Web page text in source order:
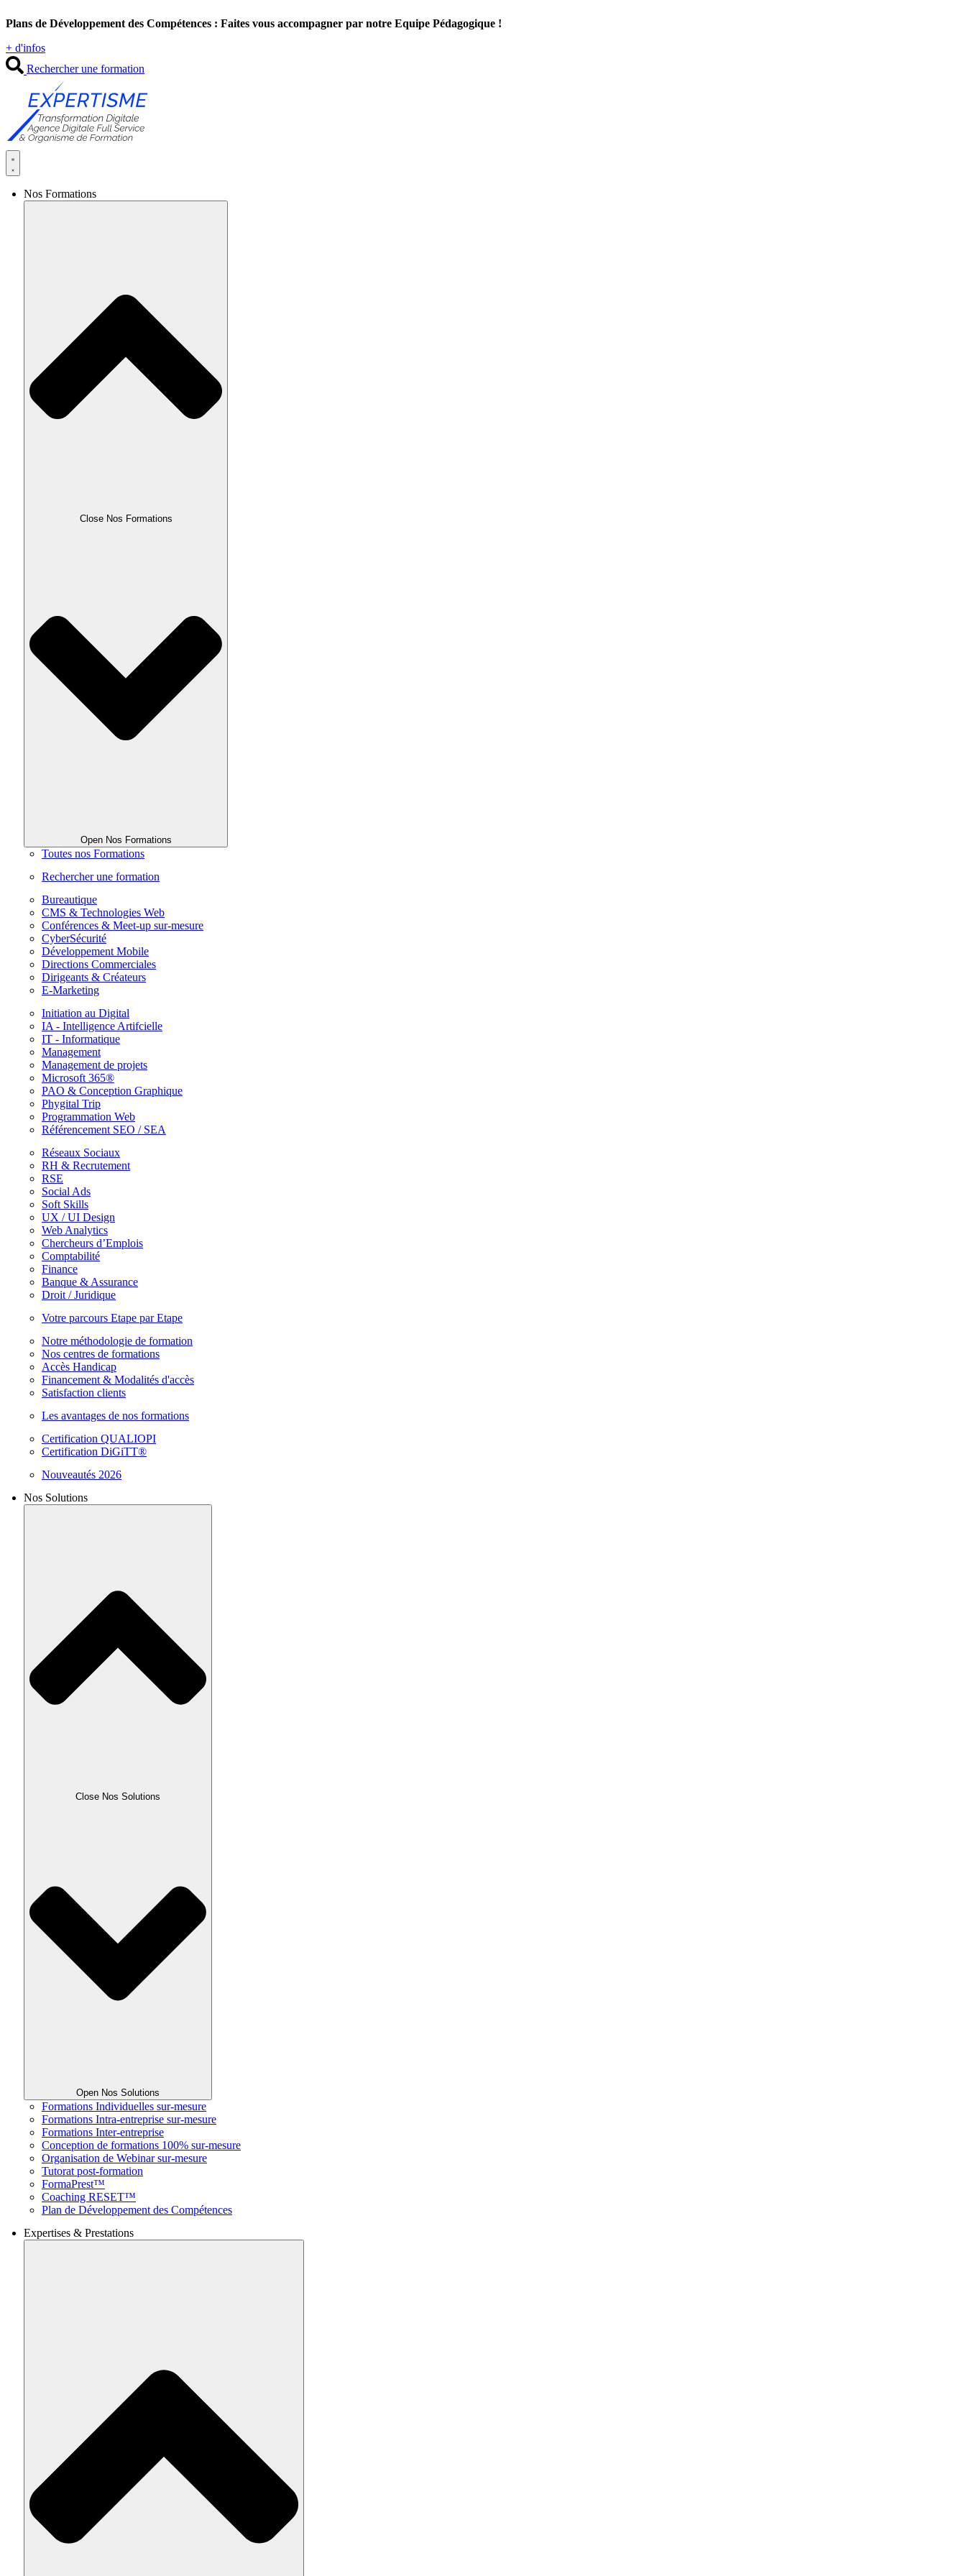
au
Plans de Développement des Compétences : Faites vous accompagner par notre Equipe Pédagogique !
+ d'infos
Rechercher une formation
Nos Formations
Close Nos Formations
Open Nos Formations
Toutes nos Formations
Rechercher une formation
Bureautique
CMS & Technologies Web
Conférences & Meet-up sur-mesure
CyberSécurité
Développement Mobile
Directions Commerciales
Dirigeants & Créateurs
E-Marketing
Initiation au Digital
IA - Intelligence Artifcielle
IT - Informatique
Management
Management de projets
Microsoft 365®
PAO & Conception Graphique
Phygital Trip
Programmation Web
Référencement SEO / SEA
Réseaux Sociaux
RH & Recrutement
RSE
Social Ads
Soft Skills
UX / UI Design
Web Analytics
Chercheurs d’Emplois
Comptabilité
Finance
Banque & Assurance
Droit / Juridique
Votre parcours Etape par Etape
Notre méthodologie de formation
Nos centres de formations
Accès Handicap
Financement & Modalités d'accès
Satisfaction clients
Les avantages de nos formations
Certification QUALIOPI
Certification DiGiTT®
Nouveautés 2026
Nos Solutions
Close Nos Solutions
Open Nos Solutions
Formations Individuelles sur-mesure
Formations Intra-entreprise sur-mesure
Formations Inter-entreprise
Conception de formations 100% sur-mesure
Organisation de Webinar sur-mesure
Tutorat post-formation
FormaPrest™
Coaching RESET™
Plan de Développement des Compétences
Expertises & Prestations